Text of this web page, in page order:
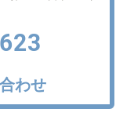
わせ